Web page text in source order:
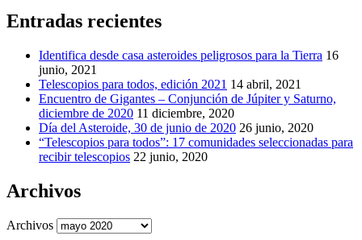
Entradas recientes
Identifica desde casa asteroides peligrosos para la Tierra 16
junio, 2021
Telescopios para todos, edición 2021 14 abril, 2021
Encuentro de Gigantes – Conjunción de Júpiter y Saturno,
diciembre de 2020 11 diciembre, 2020
Día del Asteroide, 30 de junio de 2020 26 junio, 2020
“Telescopios para todos”: 17 comunidades seleccionadas para
recibir telescopios 22 junio, 2020
Archivos
Archivos